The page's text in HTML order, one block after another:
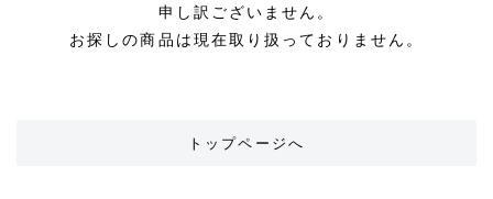
申し訳ございません。
お探しの商品は現在取り扱っておりません。
トップページへ